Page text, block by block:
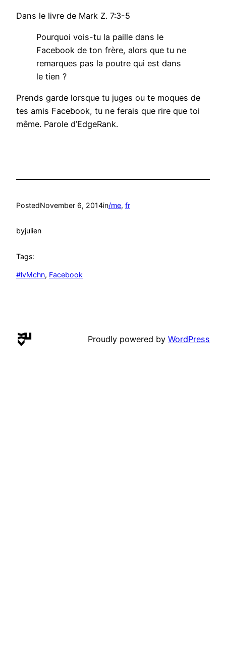
Dans le livre de Mark Z. 7:3-5
Pourquoi vois-tu la paille dans le
Facebook de ton frère, alors que tu ne
remarques pas la poutre qui est dans
le tien ?
Prends garde lorsque tu juges ou te moques de
tes amis Facebook, tu ne ferais que rire que toi
même. Parole d’EdgeRank.
PostedNovember 6, 2014in/me, fr
byjulien
Tags:
#lvMchn, Facebook
Proudly powered by WordPress